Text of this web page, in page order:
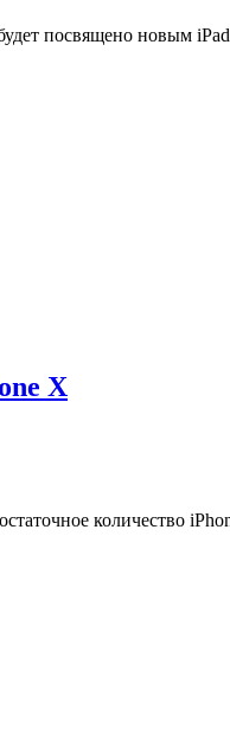
посвящено новым
X
количество